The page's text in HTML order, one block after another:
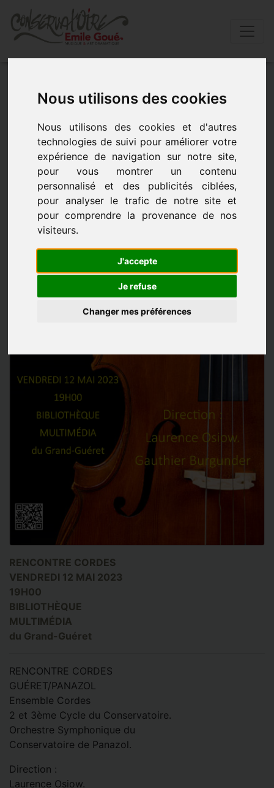
Nous utilisons des cookies
Nous utilisons des cookies et d'autres
technologies de suivi pour améliorer votre
expérience de navigation sur notre site,
pour vous montrer un contenu
personnalisé et des publicités ciblées,
pour analyser le trafic de notre site et
pour comprendre la provenance de nos
visiteurs.
J'accepte
Je refuse
Changer mes préférences
RENCONTRE CORDES
RENCONTRE CORDES - le 12 mai 2023 à 19h00
RENCONTRE CORDES
VENDREDI 12 MAI 2023
19H00
BIBLIOTHÈQUE
MULTIMÉDIA
du Grand-Guéret
RENCONTRE CORDES
GUÉRET/PANAZOL
Ensemble Cordes
2 et 3ème Cycle du Conservatoire.
Orchestre Symphonique du
Conservatoire de Panazol.
Direction :
Laurence Osiow.